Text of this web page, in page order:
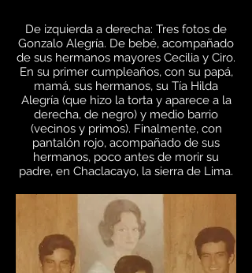
De izquierda a derecha: Tres fotos de
Gonzalo Alegría. De bebé, acompañado
de sus hermanos mayores Cecilia y Ciro.
En su primer cumpleaños, con su papá,
mamá, sus hermanos, su Tía Hilda
Alegría (que hizo la torta y aparece a la
derecha, de negro) y medio barrio
(vecinos y primos). Finalmente, con
pantalón rojo, acompañado de sus
hermanos, poco antes de morir su
padre, en Chaclacayo, la sierra de Lima.